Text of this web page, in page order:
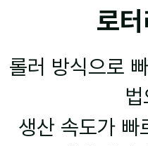
로
롤러 방식으로
생산 속도가 빠